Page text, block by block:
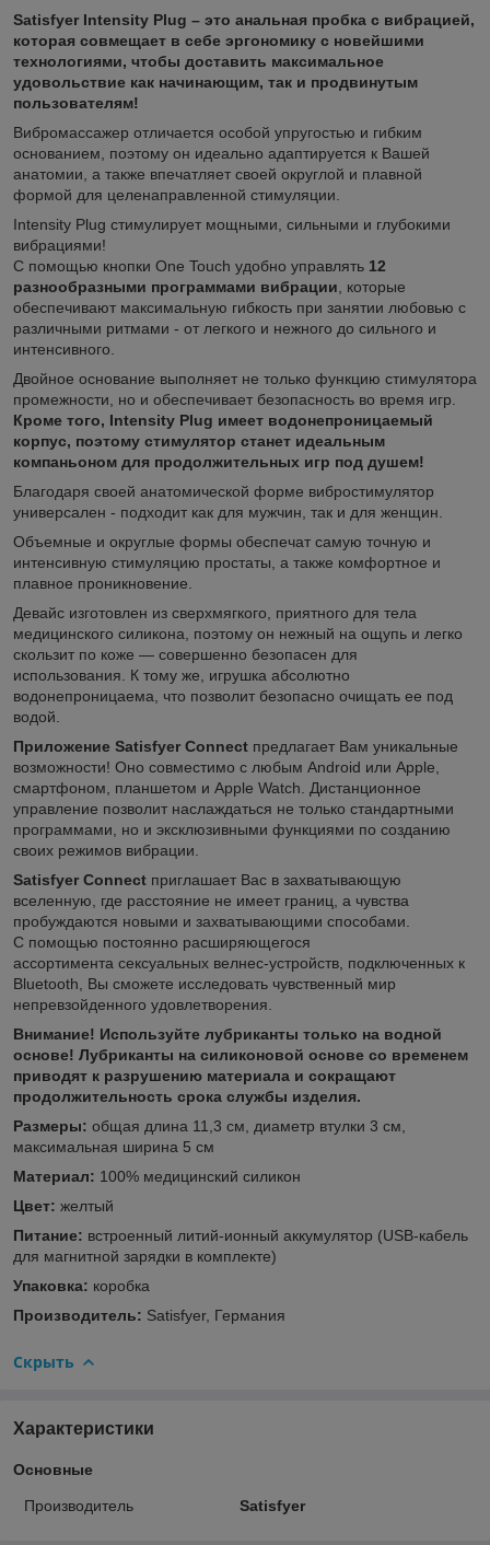
Satisfyer Intensity Plug – это анальная пробка с вибрацией,
которая совмещает в себе эргономику с новейшими
технологиями, чтобы доставить максимальное
удовольствие как начинающим, так и продвинутым
пользователям!
Вибромассажер отличается особой упругостью и гибким
основанием, поэтому он идеально адаптируется к Вашей
анатомии, а также впечатляет своей округлой и плавной
формой для целенаправленной стимуляции.
Intensity Plug стимулирует мощными, сильными и глубокими
вибрациями!
С помощью кнопки One Touch удобно управлять 12
разнообразными программами вибрации , которые
обеспечивают максимальную гибкость при занятии любовью с
различными ритмами - от легкого и нежного до сильного и
интенсивного.
Двойное основание выполняет не только функцию стимулятора
промежности, но и обеспечивает безопасность во время игр.
Кроме того, Intensity Plug имеет водонепроницаемый
корпус, поэтому стимулятор станет идеальным
компаньоном для продолжительных игр под душем!
Благодаря своей анатомической форме вибростимулятор
универсален - подходит как для мужчин, так и для женщин.
Объемные и округлые формы обеспечат самую точную и
интенсивную стимуляцию простаты, а также комфортное и
плавное проникновение.
Девайс изготовлен из сверхмягкого, приятного для тела
медицинского силикона, поэтому он нежный на ощупь и легко
скользит по коже — совершенно безопасен для
использования. К тому же, игрушка абсолютно
водонепроницаема, что позволит безопасно очищать ее под
водой.
Приложение Satisfyer Connect предлагает Вам уникальные
возможности! Оно совместимо с любым Android или Apple,
смартфоном, планшетом и Apple Watch. Дистанционное
управление позволит наслаждаться не только стандартными
программами, но и эксклюзивными функциями по созданию
своих режимов вибрации.
Satisfyer Connect приглашает Вас в захватывающую
вселенную, где расстояние не имеет границ, а чувства
пробуждаются новыми и захватывающими способами.
С помощью постоянно расширяющегося
ассортимента сексуальных велнес-устройств, подключенных к
Bluetooth, Вы сможете исследовать чувственный мир
непревзойденного удовлетворения.
Внимание! Используйте лубриканты только на водной
основе! Лубриканты на силиконовой основе со временем
приводят к разрушению материала и сокращают
продолжительность срока службы изделия.
Размеры: общая длина 11,3 см, диаметр втулки 3 см,
максимальная ширина 5 см
Материал: 100% медицинский силикон
Цвет: желтый
Питание: встроенный литий-ионный аккумулятор (USB-кабель
для магнитной зарядки в комплекте)
Упаковка: коробка
Производитель: Satisfyer, Германия
Скрыть
Характеристики
Основные
Производитель Satisfyer